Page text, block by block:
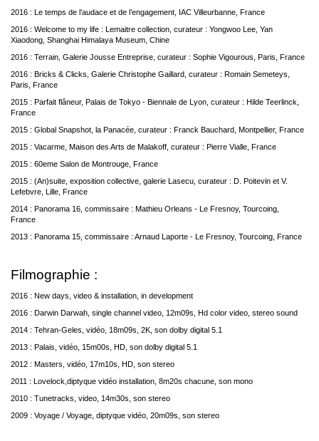
2016 : Le temps de l’audace et de l’engagement, IAC Villeurbanne, France
2016 : Welcome to my life : Lemaitre collection, curateur : Yongwoo Lee, Yan
Xiaodong, Shanghai Himalaya Museum, Chine
2016 : Terrain, Galerie Jousse Entreprise, curateur : Sophie Vigourous, Paris, France
2016 : Bricks & Clicks, Galerie Christophe Gaillard, curateur : Romain Semeteys,
Paris, France
2015 : Parfait flâneur, Palais de Tokyo - Biennale de Lyon, curateur : Hilde Teerlinck,
France
2015 : Global Snapshot, la Panacée, curateur : Franck Bauchard, Montpellier, France
2015 : Vacarme, Maison des Arts de Malakoff, curateur : Pierre Vialle, France
2015 : 60eme Salon de Montrouge, France
2015 : (An)suite, exposition collective, galerie Lasecu, curateur : D. Poitevin et V.
Lefebvre, Lille, France
2014 : Panorama 16, commissaire : Mathieu Orleans - Le Fresnoy, Tourcoing,
France
2013 : Panorama 15, commissaire : Arnaud Laporte - Le Fresnoy, Tourcoing, France
Filmographie :
2016 : New days, video & installation, in development
2016 : Darwin Darwah, single channel video, 12m09s, Hd color video, stereo sound
2014 : Tehran-Geles, vidéo, 18m09s, 2K, son dolby digital 5.1
2013 : Palais, vidéo, 15m00s, HD, son dolby digital 5.1
2012 : Masters, vidéo, 17m10s, HD, son stereo
2011 : Lovelock,diptyque vidéo installation, 8m20s chacune, son mono
2010 : Tunetracks, video, 14m30s, son stereo
2009 : Voyage / Voyage, diptyque vidéo, 20m09s, son stereo